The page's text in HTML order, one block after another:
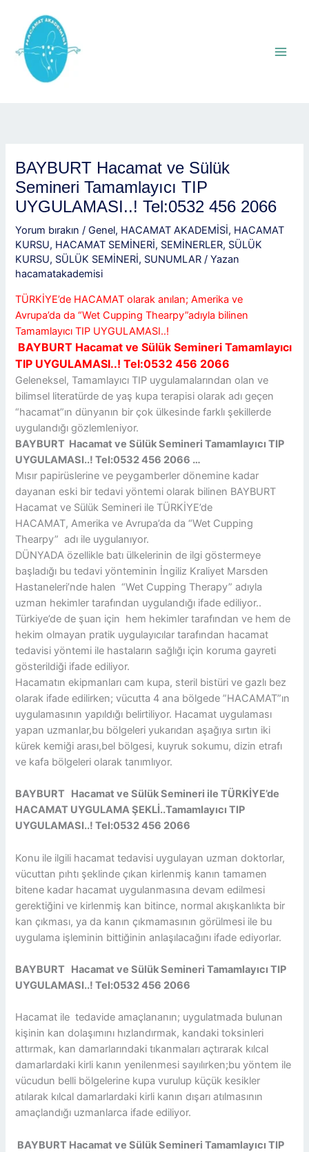
BAYBURT Hacamat ve Sülük
Semineri Tamamlayıcı TIP
UYGULAMASI..! Tel:0532 456 2066
Yorum bırakın /Genel, HACAMAT AKADEMİSİ, HACAMAT
KURSU, HACAMAT SEMİNERİ, SEMİNERLER, SÜLÜK
KURSU, SÜLÜK SEMİNERİ, SUNUMLAR / Yazan
hacamatakademisi
TÜRKİYE’de HACAMAT olarak anılan; Amerika ve
Avrupa’da da“Wet Cupping Thearpy”adıyla bilinen
Tamamlayıcı TIP UYGULAMASI..!
BAYBURT Hacamat ve Sülük Semineri Tamamlayıcı
TIP UYGULAMASI..! Tel:0532 456 2066
Geleneksel, Tamamlayıcı TIP uygulamalarından olan ve
bilimsel literatürde de yaş kupa terapisi olarak adı geçen
“hacamat”ın dünyanın bir çok ülkesinde farklı şekillerde
uygulandığı gözlemleniyor.
BAYBURT Hacamat ve Sülük Semineri Tamamlayıcı TIP
UYGULAMASI..! Tel:0532 456 2066 …
Mısır papirüslerine ve peygamberler dönemine kadar
dayanan eski bir tedavi yöntemi olarak bilinen BAYBURT
Hacamat ve Sülük Semineri ile TÜRKİYE’de
HACAMAT, Amerika ve Avrupa’da da “Wet Cupping
Thearpy” adı ile uygulanıyor.
DÜNYADA özellikle batı ülkelerinin de ilgi göstermeye
başladığı bu tedavi yönteminin İngiliz Kraliyet Marsden
Hastaneleri’nde halen “Wet Cupping Therapy” adıyla
uzman hekimler tarafından uygulandığı ifade ediliyor..
Türkiye’de de şuan için hem hekimler tarafından ve hem de
hekim olmayan pratik uygulayıcılar tarafından hacamat
tedavisi yöntemi ile hastaların sağlığı için koruma gayreti
gösterildiği ifade ediliyor.
Hacamatın ekipmanları cam kupa, steril bistüri ve gazlı bez
olarak ifade edilirken; vücutta 4 ana bölgede ”HACAMAT”ın
uygulamasının yapıldığı belirtiliyor. Hacamat uygulaması
yapan uzmanlar,bu bölgeleri yukarıdan aşağıya sırtın iki
kürek kemiği arası,bel bölgesi, kuyruk sokumu, dizin etrafı
ve kafa bölgeleri olarak tanımlıyor.
BAYBURT Hacamat ve Sülük Semineri ile TÜRKİYE’de
HACAMAT UYGULAMA ŞEKLİ..Tamamlayıcı TIP
UYGULAMASI..! Tel:0532 456 2066
Konu ile ilgili hacamat tedavisi uygulayan uzman doktorlar,
vücuttan pıhtı şeklinde çıkan kirlenmiş kanın tamamen
bitene kadar hacamat uygulanmasına devam edilmesi
gerektiğini ve kirlenmiş kan bitince, normal akışkanlıkta bir
kan çıkması, ya da kanın çıkmamasının görülmesi ile bu
uygulama işleminin bittiğinin anlaşılacağını ifade ediyorlar.
BAYBURT Hacamat ve Sülük Semineri Tamamlayıcı TIP
UYGULAMASI..! Tel:0532 456 2066
Hacamat ile tedavide amaçlananın; uygulatmada bulunan
kişinin kan dolaşımını hızlandırmak, kandaki toksinleri
attırmak, kan damarlarındaki tıkanmaları açtırarak kılcal
damarlardaki kirli kanın yenilenmesi sayılırken;bu yöntem ile
vücudun belli bölgelerine kupa vurulup küçük kesikler
atılarak kılcal damarlardaki kirli kanın dışarı atılmasının
amaçlandığı uzmanlarca ifade ediliyor.
BAYBURT Hacamat ve Sülük Semineri Tamamlayıcı TIP